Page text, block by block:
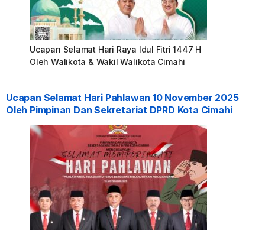
Ucapan Selamat Hari Raya Idul Fitri 1447 H
Oleh Walikota & Wakil Walikota Cimahi
Ucapan Selamat Hari Pahlawan 10 November 2025
Oleh Pimpinan Dan Sekretariat DPRD Kota Cimahi